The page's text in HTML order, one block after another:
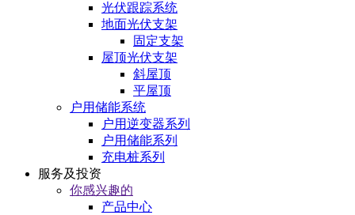
光伏跟踪系统
地面光伏支架
固定支架
屋顶光伏支架
斜屋顶
平屋顶
户用储能系统
户用逆变器系列
户用储能系列
充电桩系列
服务及投资
你感兴趣的
产品中心